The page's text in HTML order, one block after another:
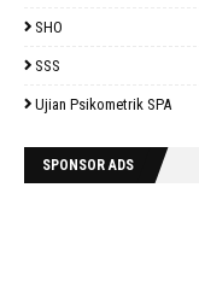
SHO
SSS
Ujian Psikometrik SPA
SPONSOR ADS